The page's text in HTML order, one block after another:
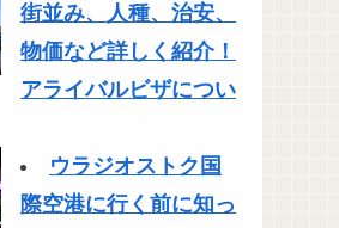
街並み、人種、治安、
物価など詳しく紹介！
アライバルビザについ
ウラジオストク国
際空港に行く前に知っ